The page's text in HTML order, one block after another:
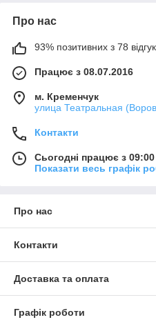
Про нас
93% позитивних з 78
Працює з 08.07.2016
м. Кременчук
улица Театральная
Контакти
Сьогодні працює з
Показати весь графік
Про нас
Контакти
Доставка та оплата
Графік роботи